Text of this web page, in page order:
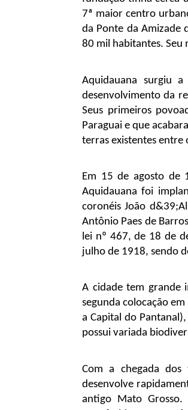
7ª maior centro
da Ponte da Amizade
80 mil habitantes. Seu
Aquidauana surgiu
desenvolvimento da
Seus primeiros
Paraguai e que
terras existentes entre
Em 15 de agosto de
Aquidauana foi
coronéis João
Antônio Paes de
lei nº 467, de 18 de
julho de 1918, sendo
A cidade tem grande
segunda colocação
a Capital do
possui variada
Com a chegada
desenvolve
antigo Mato Grosso.